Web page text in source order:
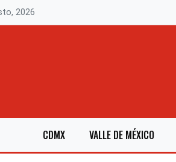
2026
CDMX VALLE DE MÉXICO